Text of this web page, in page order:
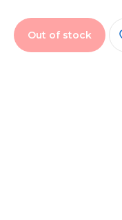
Out of stock